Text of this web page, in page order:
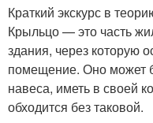
Краткий экскурс в
Крыльцо — это часть
здания, через которую
помещение. Оно может
навеса, иметь в своей
обходится без таковой.